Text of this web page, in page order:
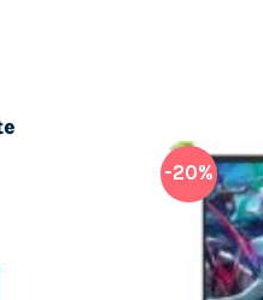
-20%